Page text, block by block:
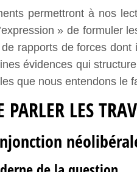
permettront à nos
» de formuler
rapports de forces
évidences qui
que nous entendons le
LES